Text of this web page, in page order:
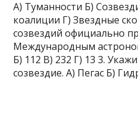
А) Туманности Б)
коалиции Г) Звездные
созвездий официально
Международным
Б) 112 В) 232 Г) 13 3.
созвездие. А) Пегас Б)